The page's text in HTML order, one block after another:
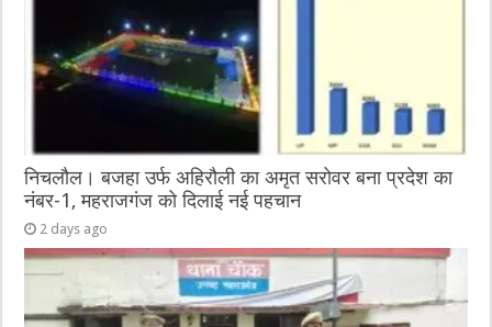
निचलौल। बजहा उर्फ अहिरौली का अमृत सरोवर बना प्रदेश का
नंबर-1, महराजगंज को दिलाई नई पहचान
2 days ago